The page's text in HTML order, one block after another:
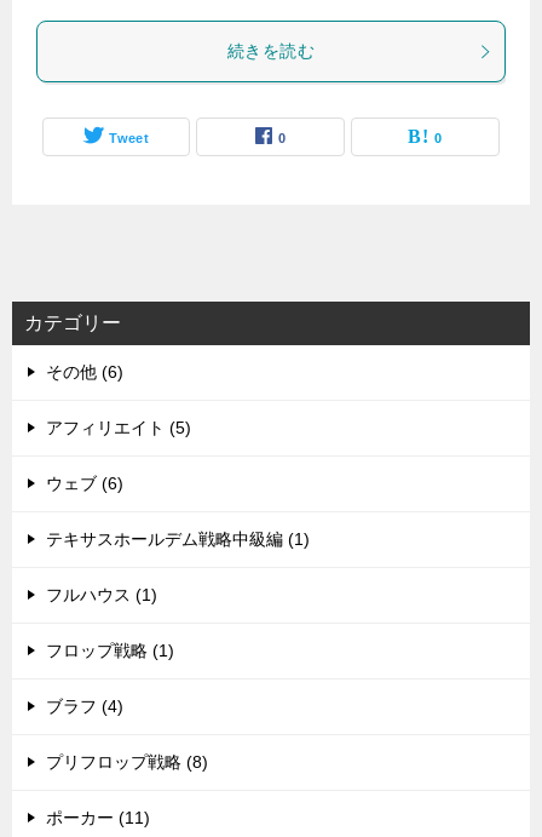
続きを読む
Tweet 0 0
カテゴリー
その他 (6)
アフィリエイト (5)
ウェブ (6)
テキサスホールデム戦略中級編 (1)
フルハウス (1)
フロップ戦略 (1)
ブラフ (4)
プリフロップ戦略 (8)
ポーカー (11)